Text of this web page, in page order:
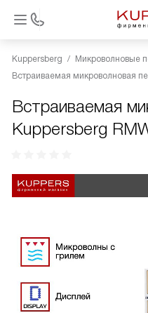
Kuppersberg
Микроволновые
Встраиваемая микроволновая
Встраиваемая
Kuppersberg